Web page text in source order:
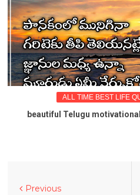
ALL TIME BEST LIFE
beautiful Telugu
Previous